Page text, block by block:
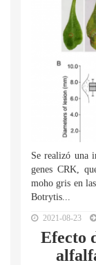
Se realizó una
genes CRK,
moho gris en
Botrytis...
2021-08-23
Efecto